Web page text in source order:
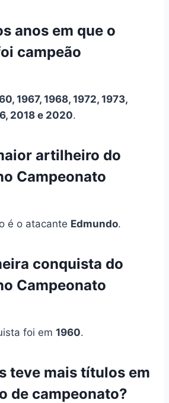
anos em que o
campeão
1967, 1968, 1972, 1973,
2018 e 2020.
artilheiro do
Campeonato
é o atacante Edmundo.
conquista do
Campeonato
foi em 1960.
teve mais títulos em
de campeonato?